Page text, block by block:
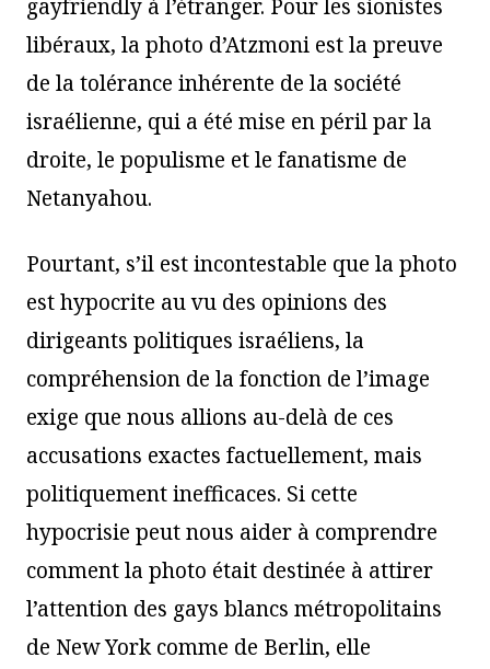
gayfriendly à l’étranger. Pour les sionistes
libéraux, la photo d’Atzmoni est la preuve
de la tolérance inhérente de la société
israélienne, qui a été mise en péril par la
droite, le populisme et le fanatisme de
Netanyahou.
Pourtant, s’il est incontestable que la photo
est hypocrite au vu des opinions des
dirigeants politiques israéliens, la
compréhension de la fonction de l’image
exige que nous allions au-delà de ces
accusations exactes factuellement, mais
politiquement inefficaces. Si cette
hypocrisie peut nous aider à comprendre
comment la photo était destinée à attirer
l’attention des gays blancs métropolitains
de New York comme de Berlin, elle